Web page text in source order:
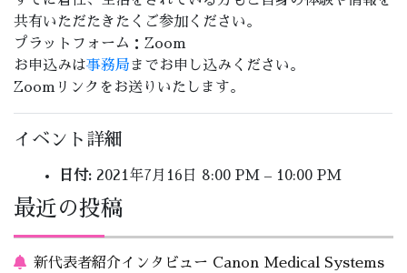
共有いただたきたくご参加ください。
プラットフォーム：Zoom
お申込みは事務局までお申し込みください。
Zoomリンクをお送りいたします。
イベント詳細
日付: 2021年7月16日 8:00 PM – 10:00 PM
最近の投稿
新代表者紹介インタビュー Canon Medical Systems